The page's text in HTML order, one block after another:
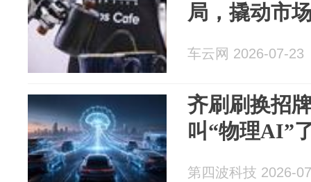
局，撬动市
车云网 2026-07-23
齐刷刷换招
叫“物理AI”
第四波科技 2026-